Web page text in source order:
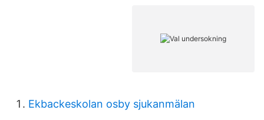
Ekbackeskolan osby sjukanmälan